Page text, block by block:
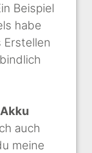
Beispiel
habe
Erstellen
auch
meine